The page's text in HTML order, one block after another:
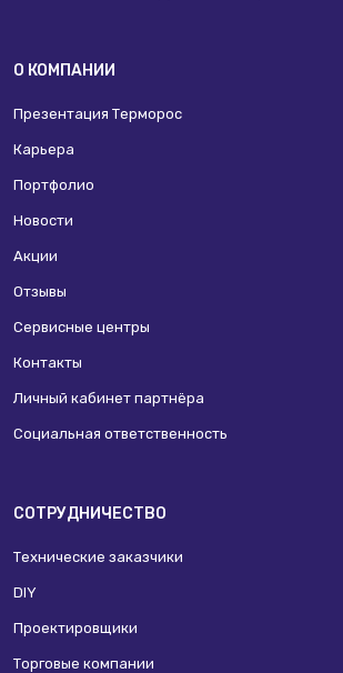
О КОМПАНИИ
Презентация Терморос
Карьера
Портфолио
Новости
Акции
Отзывы
Сервисные центры
Контакты
Личный кабинет партнёра
Социальная ответственность
СОТРУДНИЧЕСТВО
Технические заказчики
DIY
Проектировщики
Торговые компании